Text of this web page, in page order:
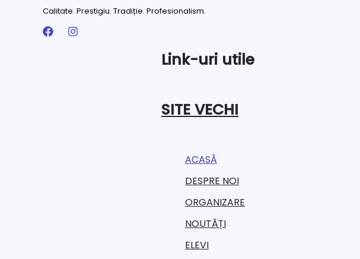
Calitate. Prestigiu. Tradiție. Profesionalism.
Link-uri utile
SITE VECHI
ACASĂ
DESPRE NOI
ORGANIZARE​
NOUTĂȚI
ELEVI